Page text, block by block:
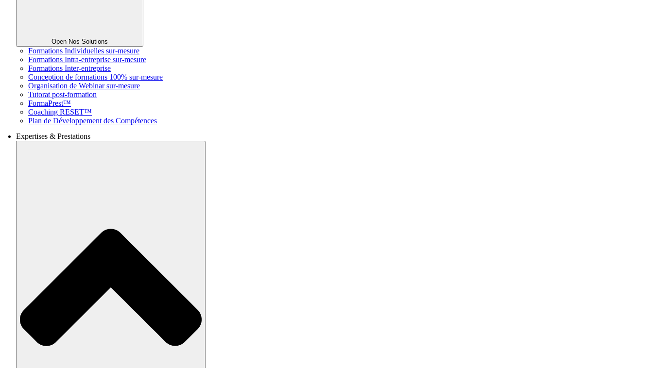
Open Nos Solutions
Formations Individuelles sur-mesure
Formations Intra-entreprise sur-mesure
Formations Inter-entreprise
Conception de formations 100% sur-mesure
Organisation de Webinar sur-mesure
Tutorat post-formation
FormaPrest™
Coaching RESET™
Plan de Développement des Compétences
Expertises & Prestations